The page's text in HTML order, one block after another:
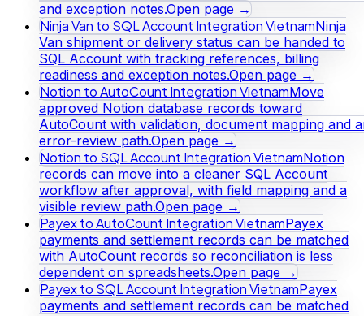
and exception notes.Open page →
Ninja Van to SQL Account Integration VietnamNinja
Van shipment or delivery status can be handed to
SQL Account with tracking references, billing
readiness and exception notes.Open page →
Notion to AutoCount Integration VietnamMove
approved Notion database records toward
AutoCount with validation, document mapping and
error-review path.Open page →
Notion to SQL Account Integration VietnamNotion
records can move into a cleaner SQL Account
workflow after approval, with field mapping and a
visible review path.Open page →
Payex to AutoCount Integration VietnamPayex
payments and settlement records can be matched
with AutoCount records so reconciliation is less
dependent on spreadsheets.Open page →
Payex to SQL Account Integration VietnamPayex
payments and settlement records can be matched